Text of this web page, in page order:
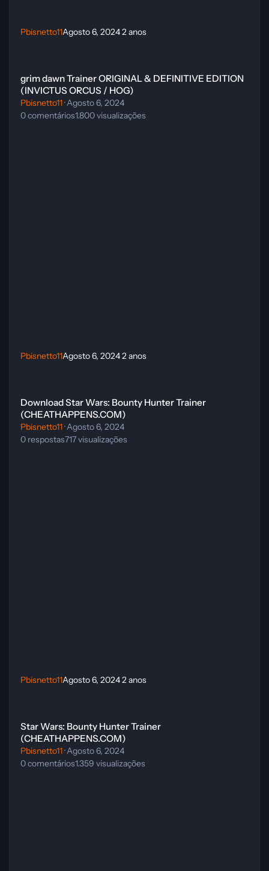
Pbisnetto11Agosto 6, 20242 anos
grim dawn Trainer ORIGINAL & DEFINITIVE EDITION
(INVICTUS ORCUS / HOG)
Pbisnetto11·Agosto 6, 2024
0comentários1.800visualizações
Pbisnetto11Agosto 6, 20242 anos
Download Star Wars: Bounty Hunter Trainer
(CHEATHAPPENS.COM)
Pbisnetto11·Agosto 6, 2024
0 respostas717visualizações
Pbisnetto11Agosto 6, 20242 anos
Star Wars: Bounty Hunter Trainer
(CHEATHAPPENS.COM)
Pbisnetto11·Agosto 6, 2024
0comentários1.359 visualizações